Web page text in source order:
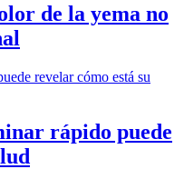
de la yema no
rápido puede